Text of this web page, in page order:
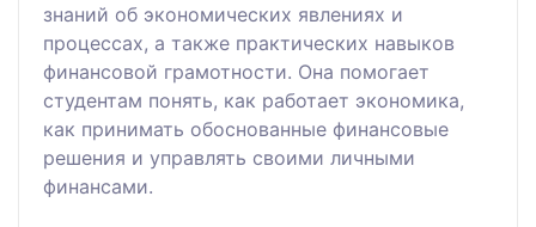
знаний об экономических явлениях и
процессах, а также практических навыков
финансовой грамотности. Она помогает
студентам понять, как работает экономика,
как принимать обоснованные финансовые
решения и управлять своими личными
финансами.